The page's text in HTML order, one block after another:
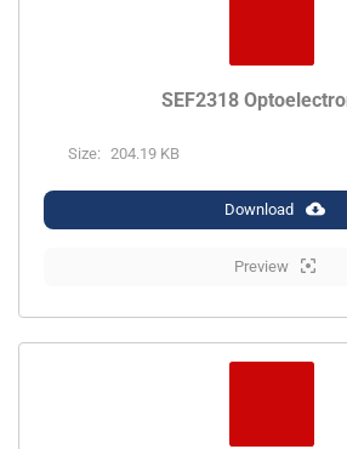
SEF2318
Size: 204.19 KB
Download
Preview